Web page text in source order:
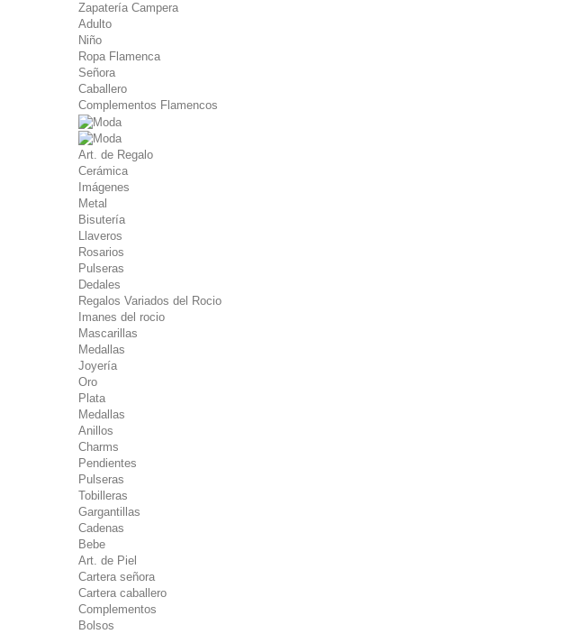
Zapatería Campera
Adulto
Niño
Ropa Flamenca
Señora
Caballero
Complementos Flamencos
Art. de Regalo
Cerámica
Imágenes
Metal
Bisutería
Llaveros
Rosarios
Pulseras
Dedales
Regalos Variados del Rocio
Imanes del rocio
Mascarillas
Medallas
Joyería
Oro
Plata
Medallas
Anillos
Charms
Pendientes
Pulseras
Tobilleras
Gargantillas
Cadenas
Bebe
Art. de Piel
Cartera señora
Cartera caballero
Complementos
Bolsos